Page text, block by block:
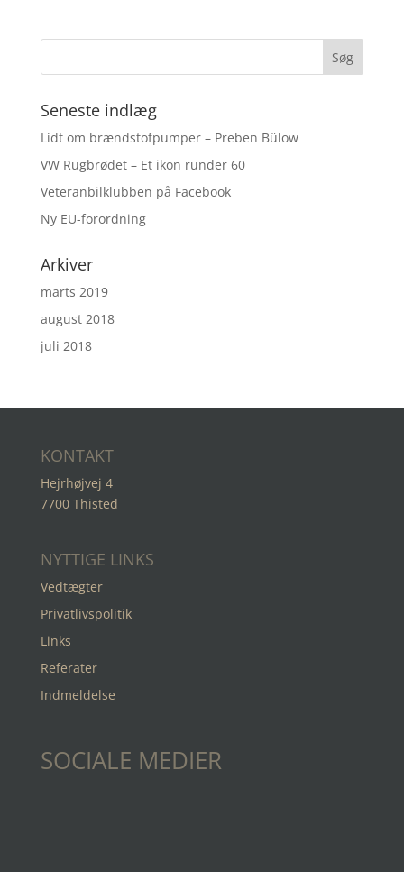
Seneste indlæg
Lidt om brændstofpumper – Preben Bülow
VW Rugbrødet – Et ikon runder 60
Veteranbilklubben på Facebook
Ny EU-forordning
Arkiver
marts 2019
august 2018
juli 2018
KONTAKT
Hejrhøjvej 4
7700 Thisted
NYTTIGE LINKS
Vedtægter
Privatlivspolitik
Links
Referater
Indmeldelse
SOCIALE MEDIER